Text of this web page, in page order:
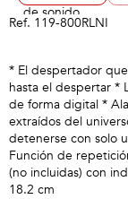
Ref. 119-800RLNI
* El despertador
hasta el despertar *
de forma digital *
extraídos del
detenerse con solo
Función de
(no incluidas) con
18.2 cm